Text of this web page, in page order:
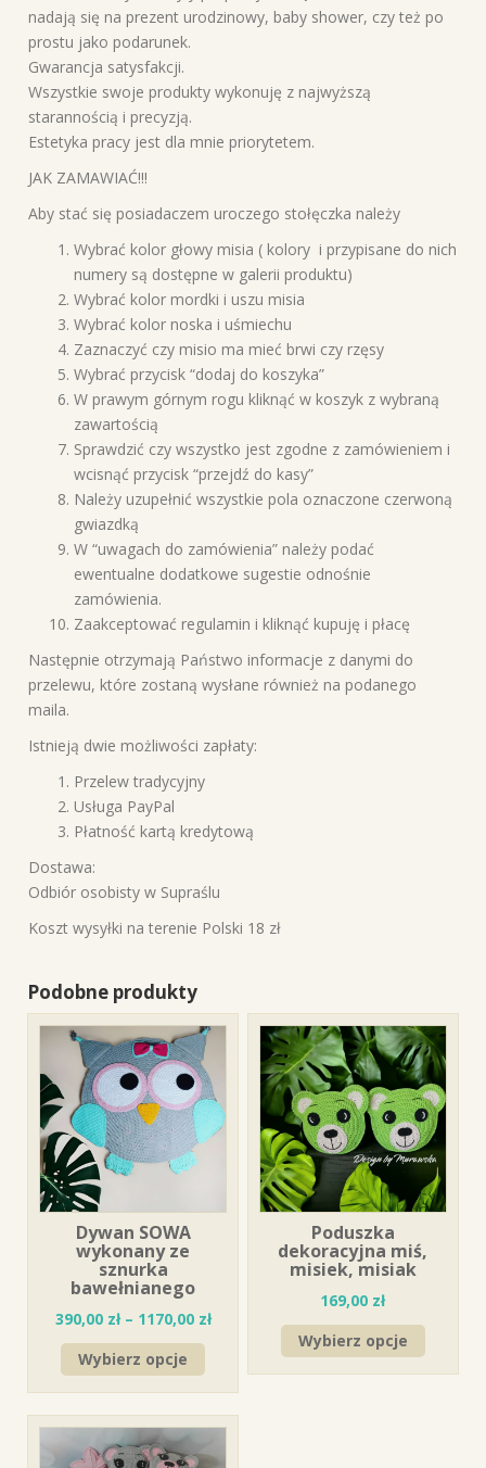
nadają się na prezent urodzinowy, baby shower, czy też po
prostu jako podarunek.
Gwarancja satysfakcji.
Wszystkie swoje produkty wykonuję z najwyższą
starannością i precyzją.
Estetyka pracy jest dla mnie priorytetem.
JAK ZAMAWIAĆ!!!
Aby stać się posiadaczem uroczego stołęczka należy
Wybrać kolor głowy misia ( kolory i przypisane do nich
numery są dostępne w galerii produktu)
Wybrać kolor mordki i uszu misia
Wybrać kolor noska i uśmiechu
Zaznaczyć czy misio ma mieć brwi czy rzęsy
Wybrać przycisk “dodaj do koszyka”
W prawym górnym rogu kliknąć w koszyk z wybraną
zawartością
Sprawdzić czy wszystko jest zgodne z zamówieniem i
wcisnąć przycisk “przejdź do kasy”
Należy uzupełnić wszystkie pola oznaczone czerwoną
gwiazdką
W “uwagach do zamówienia” należy podać
ewentualne dodatkowe sugestie odnośnie
zamówienia.
Zaakceptować regulamin i kliknąć kupuję i płacę
Następnie otrzymają Państwo informacje z danymi do
przelewu, które zostaną wysłane również na podanego
maila.
Istnieją dwie możliwości zapłaty:
Przelew tradycyjny
Usługa PayPal
Płatność kartą kredytową
Dostawa:
Odbiór osobisty w Supraślu
Koszt wysyłki na terenie Polski 18 zł
Podobne produkty
Dywan SOWA
wykonany ze
sznurka
bawełnianego
390,00 zł– 1170,00 zł
Wybierz opcje
Poduszka
dekoracyjna miś,
misiek, misiak
169,00 zł
Wybierz opcje